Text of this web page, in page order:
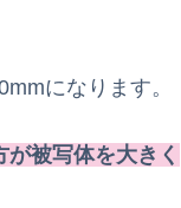
になります。
被写体を大きく